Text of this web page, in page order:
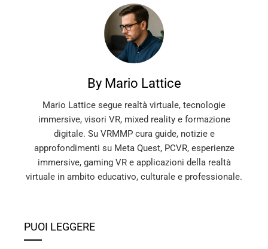
By Mario Lattice
Mario Lattice segue realtà virtuale, tecnologie
immersive, visori VR, mixed reality e formazione
digitale. Su VRMMP cura guide, notizie e
approfondimenti su Meta Quest, PCVR, esperienze
immersive, gaming VR e applicazioni della realtà
virtuale in ambito educativo, culturale e professionale.
PUOI LEGGERE